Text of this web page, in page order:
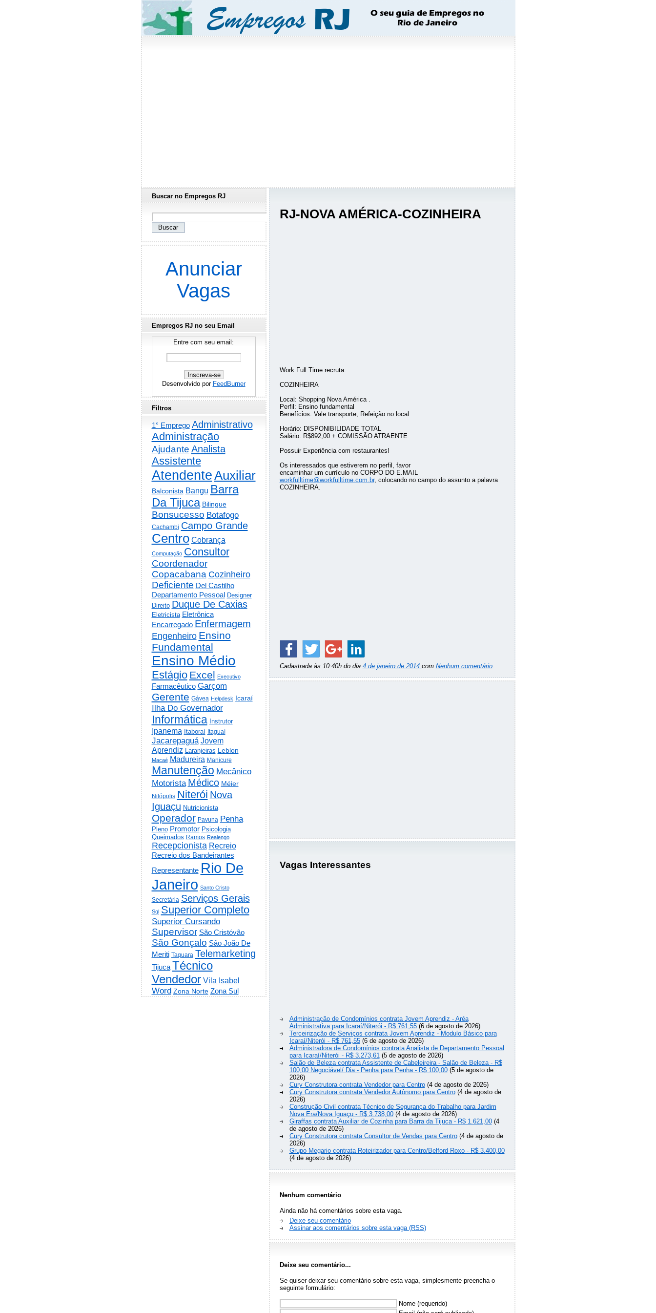
RJ-NOVA AMÉRICA-COZINHEIRA
Work Full Time recruta:
COZINHEIRA
Local: Shopping Nova América .
Perfil: Ensino fundamental
Benefícios: Vale transporte; Refeição no local
Horário: DISPONIBILIDADE TOTAL
Salário: R$892,00 + COMISSÃO ATRAENTE
Possuir Experiência com restaurantes!
Os interessados que estiverem no perfil, favor
encaminhar um currículo no CORPO DO E.MAIL
workfulltime@workfulltime.com.br, colocando no campo do assunto a palavra
COZINHEIRA.
Cadastrada às 10:40h do dia 4 de janeiro de 2014 com Nenhum comentário.
Vagas Interessantes
Administração de Condomínios contrata Jovem Aprendiz - Aréa
Administrativa para Icaraí/Niterói - R$ 761,55(6 de agosto de 2026)
Terceirização de Serviços contrata Jovem Aprendiz - Modulo Básico para
Icaraí/Niterói - R$ 761,55(6 de agosto de 2026)
Administradora de Condomínios contrata Analista de Departamento Pessoal
para Icaraí/Niterói - R$ 3.273,61(5 de agosto de 2026)
Salão de Beleza contrata Assistente de Cabeleireira - Salão de Beleza - R$
100,00 Negociável/ Dia - Penha para Penha - R$ 100,00(5 de agosto de
2026)
Cury Construtora contrata Vendedor para Centro(4 de agosto de 2026)
Cury Construtora contrata Vendedor Autônomo para Centro(4 de agosto de
2026)
Construção Civil contrata Técnico de Segurança do Trabalho para Jardim
Nova Era/Nova Iguaçu - R$ 3.738,00(4 de agosto de 2026)
Giraffas contrata Auxiliar de Cozinha para Barra da Tijuca - R$ 1.621,00(4
de agosto de 2026)
Cury Construtora contrata Consultor de Vendas para Centro(4 de agosto de
2026)
Grupo Megario contrata Roteirizador para Centro/Belford Roxo - R$ 3.400,00
(4 de agosto de 2026)
Nenhum comentário
Ainda não há comentários sobre esta vaga.
Deixe seu comentário
Assinar aos comentários sobre esta vaga (RSS)
Deixe seu comentário...
Se quiser deixar seu comentário sobre esta vaga, simplesmente preencha o
seguinte formulário:
Nome (requerido)
Buscar no Empregos RJ
Anunciar
Vagas
Empregos RJ no seu Email
Entre com seu email:
Desenvolvido por FeedBurner
Filtros
1° Emprego Administrativo
Administração
Ajudante Analista
Assistente
AtendenteAuxiliar
Balconista Bangu Barra
Da Tijuca Bilingue
Bonsucesso Botafogo
Cachambi Campo Grande
Centro Cobrança
Computação Consultor
Coordenador
Copacabana Cozinheiro
Deficiente Del Castilho
Departamento Pessoal Designer
Direito Duque De Caxias
Eletricista Eletrônica
Encarregado Enfermagem
Engenheiro Ensino
Fundamental
Ensino Médio
Estágio Excel Executivo
Farmacêutico Garçom
Gerente Gávea Helpdesk Icaraí
Ilha Do Governador
Informática Instrutor
Ipanema Itaboraí Itaguaí
Jacarepaguá Jovem
Aprendiz
Laranjeiras Leblon
Macaé Madureira Manicure
Manutenção Mecânico
Motorista Médico Méier
Nilópolis Niterói Nova
Iguaçu Nutricionista
Operador Pavuna Penha
Pleno Promotor Psicologia
Queimados Ramos Realengo
Recepcionista Recreio
Recreio dos Bandeirantes
Representante Rio De
Janeiro Santo Cristo
Secretária Serviços Gerais
Sql Superior Completo
Superior Cursando
Supervisor São Cristóvão
São Gonçalo São João De
Meriti Taquara Telemarketing
Tijuca Técnico
Vendedor Vila Isabel
Word Zona Norte Zona Sul